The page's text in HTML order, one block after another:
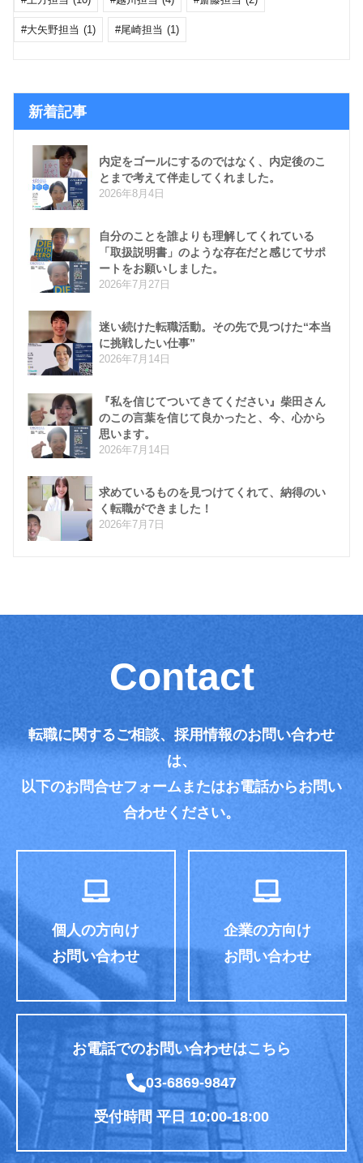
大矢野担当 (1) 尾崎担当 (1)
新着記事
内定をゴールにするのではなく、内定後のこ
とまで考えて伴走してくれました。
2026年8月4日
自分のことを誰よりも理解してくれている
「取扱説明書」のような存在だと感じてサポ
ートをお願いしました。
2026年7月27日
迷い続けた転職活動。その先で見つけた“本当
に挑戦したい仕事”
2026年7月14日
『私を信じてついてきてください』柴田さん
のこの言葉を信じて良かったと、今、心から
思います。
2026年7月14日
求めているものを見つけてくれて、納得のい
く転職ができました！
2026年7月7日
Contact
転職に関するご相談、採用情報のお問い合わせ
は、
以下のお問合せフォームまたはお電話からお問い
合わせください。
個人の方向け
お問い合わせ
企業の方向け
お問い合わせ
お電話でのお問い合わせはこちら
03-6869-9847
受付時間 平日 10:00-18:00